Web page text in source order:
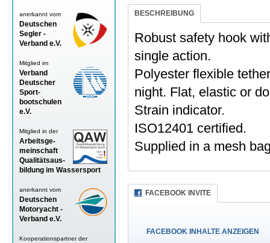
anerkannt vom
Deutschen
Segler -
Verband e.V.
Mitglied im
Verband
Deutscher
Sport-
bootschulen
e.V.
Mitglied in der
Arbeitsge-
meinschaft
Qualitätsaus-
bildung im Wassersport
anerkannt vom
Deutschen
Motoryacht -
Verband e.V.
Kooperationspartner der
BESCHREIBUNG
Robust safety hook
single action.
Polyester flexible
night. Flat, elastic or
Strain indicator.
ISO12401 certified.
Supplied in a mesh
FACEBOOK INVITE
FACEBOOK INHALTE ANZEIGEN